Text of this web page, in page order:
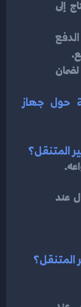
تكامل سلس مع أنظمة الدفع
إجابات عن الأسئلة الشائعة حول جهاز
يعمل عبر الإنترنت أو بدون اتصال عند